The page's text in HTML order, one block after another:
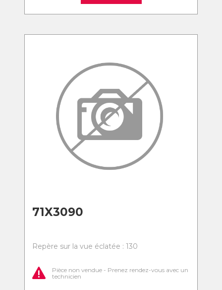
71X3090
Repère sur la vue éclatée : 130
Pièce non vendue - Prenez rendez-vous avec un
technicien